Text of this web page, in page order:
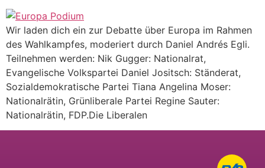
Wir laden dich ein zur Debatte über Europa im Rahmen
des Wahlkampfes, moderiert durch Daniel Andrés Egli.
Teilnehmen werden: Nik Gugger: Nationalrat,
Evangelische Volkspartei Daniel Jositsch: Ständerat,
Sozialdemokratische Partei Tiana Angelina Moser:
Nationalrätin, Grünliberale Partei Regine Sauter:
Nationalrätin, FDP.Die Liberalen